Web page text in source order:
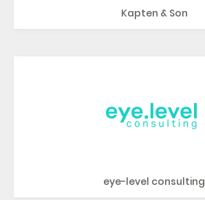
Kapten & Son
eye-level consulting